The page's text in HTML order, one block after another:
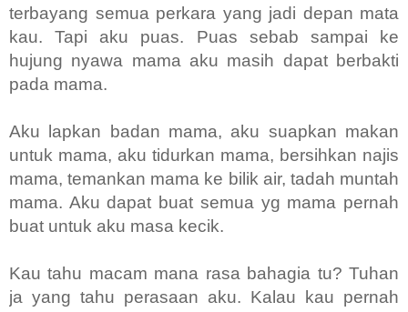
terbayang semua perkara yang jadi depan mata
kau.Tapi aku puas. Puas sebab sampai ke
hujung nyawa mama aku masih dapat berbakti
pada mama.
Aku lapkan badan mama, aku suapkan makan
untuk mama, aku tidurkan mama, bersihkan najis
mama, temankan mama ke bilik air, tadah muntah
mama. Aku dapat buat semua yg mama pernah
buat untuk aku masa kecik.
Kau tahu macam mana rasa bahagia tu? Tuhan
ja yang tahu perasaan aku. Kalau kau pernah